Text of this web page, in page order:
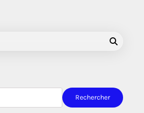
Rechercher